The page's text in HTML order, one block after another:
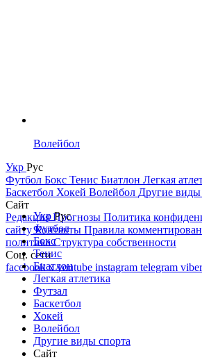
Волейбол
Укр Рус
Футбол Бокс Тенис Биатлон Легкая
Баскетбол Хокей Волейбол Другие виды
Сайт
РедакцияПрогнозы Политика
сайтуКонтакты Правила
политикаСтруктура собственности
Соц. сети
facebookxyoutube instagram telegram viber
УкрРус
Футбол
Бокс
Тенис
Биатлон
Легкая атлетика
Футзал
Баскетбол
Хокей
Волейбол
Другие виды спорта
Сайт